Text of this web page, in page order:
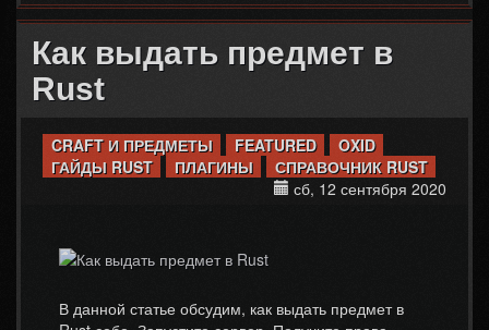
Как выдать предмет в
Rust
CRAFT И ПРЕДМЕТЫ FEATURED
OXID
ГАЙДЫ RUST
ПЛАГИНЫ
СПРАВОЧНИК RUST
сб, 12 сентября 2020
В данной статье обсудим, как выдать предмет в